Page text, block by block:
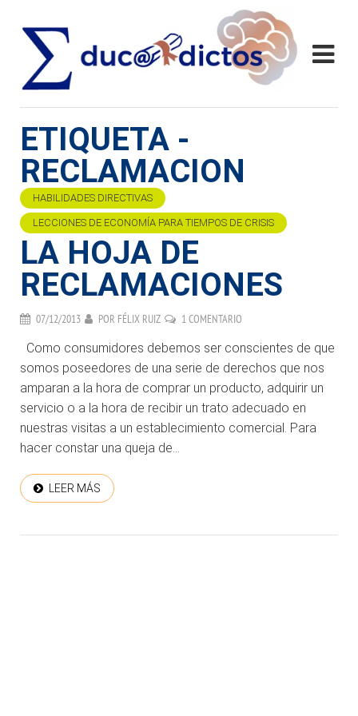
ETIQUETA -
RECLAMACION
HABILIDADES DIRECTIVAS
LECCIONES DE ECONOMÍA PARA TIEMPOS DE CRISIS
LA HOJA DE
RECLAMACIONES
07/12/2013 POR FÉLIX RUIZ 1 COMENTARIO
Como consumidores debemos ser conscientes de que
somos poseedores de una serie de derechos que nos
amparan a la hora de comprar un producto, adquirir un
servicio o a la hora de recibir un trato adecuado en
nuestras visitas a un establecimiento comercial. Para
hacer constar una queja de...
LEER MÁS